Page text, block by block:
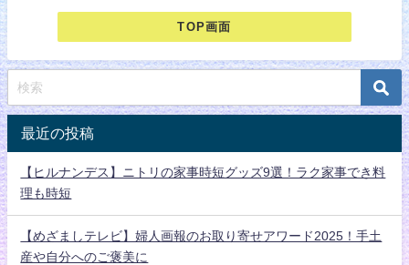
TOP画面
最近の投稿
【ヒルナンデス】ニトリの家事時短グッズ9選！ラク家事でき料
理も時短
【めざましテレビ】婦人画報のお取り寄せアワード2025！手土
産や自分へのご褒美に